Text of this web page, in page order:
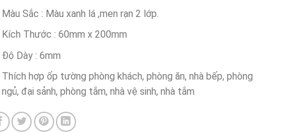
Màu Sắc : Màu xanh lá ,men rạn 2 lớp.
Kích Thước : 60mm x 200mm
Độ Dày : 6mm
Thích hợp ốp tường phòng khách, phòng ăn, nhà bếp, phòng
ngủ, đại sảnh, phòng tắm, nhà vệ sinh, nhà tắm